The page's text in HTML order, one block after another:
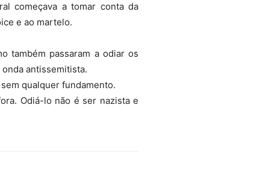
começava a tomar conta da
e ao martelo.
também passaram a odiar os
antissemitista.
qualquer fundamento.
Odiá-lo não é ser nazista e